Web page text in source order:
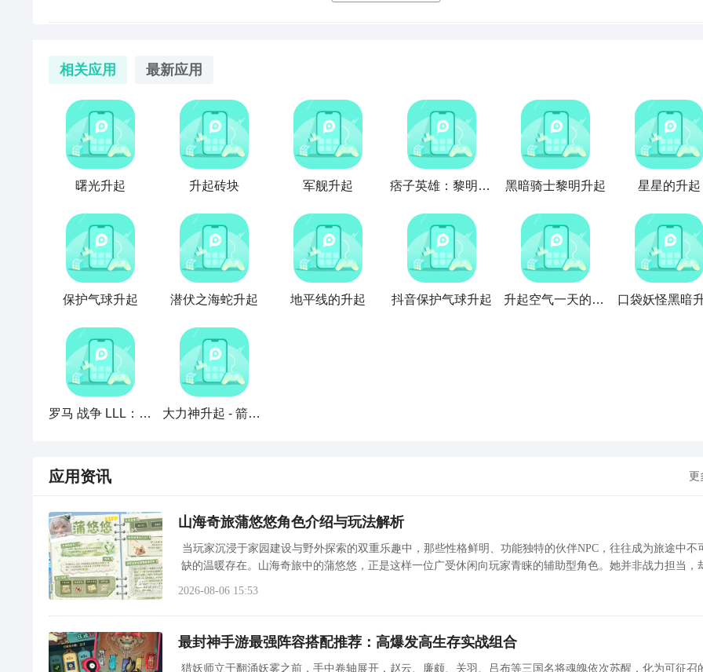
7、最后从帐篷 里离开，返回银瓶庭院交付任务即可完成该阶段的任务了。
里怎么完成的小伙伴一起来了解一下吧。
解锁并升起晶灯攻略
解锁并升起晶灯：
1. 调整时间至第二天，来到银瓶庭院，对话开启任务
2. 之后沿着道路，前往北方的密林，并进入游园
原神解锁升起晶灯任务怎么过 解锁升起晶灯任务解谜攻略
哦。
1、将任务时间调整到第二天后前往【银瓶庭院】接取任务，根据指引北方的密林进入游园;
2、进入大帐篷，旋转入口左侧的彩灯升起帷幕;
3、前进右转旋转彩灯将舞台升到二层，下方会出现一个彩镜，靠近拾取后几百出现的敌人，将彩镜安装就可以升起帷
4、顺着楼梯上去，先旋转面前的彩灯，再旋转对面的彩灯升起舞台，拾取旁边的彩镜会出现一个映灯;
相关应用 最新应用
曙光升起 升起砖块 军舰升起 痞子英雄：黎明升起 黑暗骑士黎明升起 星星的升起
保护气球升起 潜伏之海蛇升起 地平线的升起 抖音保护气球升起 升起空气一天的气球
罗马 战争 LLL： 升起 帝国 的 罗马 大力神升起 - 箭射擊
应用资讯 更
山海奇旅蒲悠悠角色介绍与玩法解析
当玩家沉浸于家园建设与野外探索的双重乐趣中，那些性格鲜明、功能独特的伙伴NPC，往往成为旅途中不
缺的温暖存在。山海奇旅中的蒲悠悠，正是这样一位广受休闲向玩家青睐的辅助型角色。她并非战力担当，
2026-08-06 15:53
最封神手游最强阵容搭配推荐：高爆发高生存实战组合
猎妖师立于翻涌妖雾之前，手中卷轴展开，赵云、廉颇、关羽、吕布等三国名将魂魄依次苏醒，化为可征召